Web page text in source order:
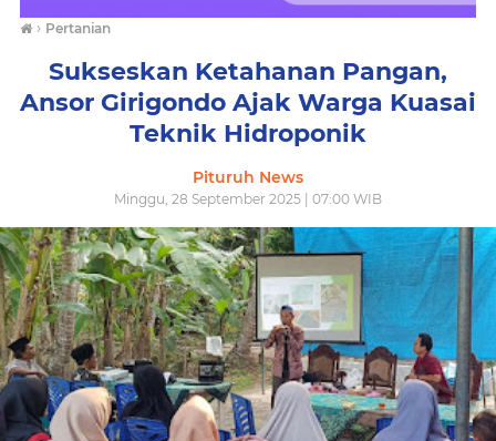
› Pertanian
Sukseskan Ketahanan Pangan,
Ansor Girigondo Ajak Warga Kuasai
Teknik Hidroponik
Pituruh News
Minggu, 28 September 2025 | 07:00 WIB